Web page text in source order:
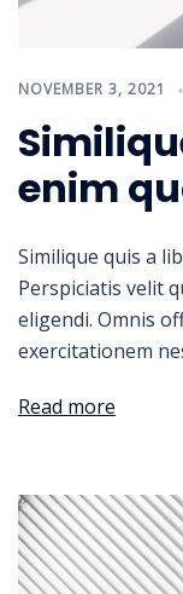
NOVEMBER 3, 2021
enim
Similique quis a
Perspiciatis velit
eligendi. Omnis
exercitationem
Read more